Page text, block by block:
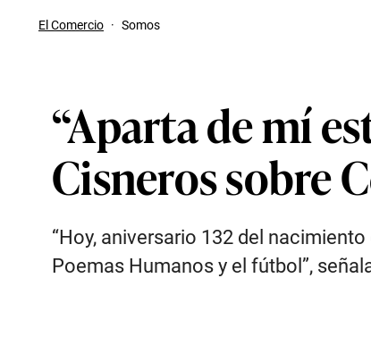
El Comercio · Somos
“Aparta de mí
Cisneros sobre
“Hoy, aniversario 132 del
Poemas Humanos y el fútbol”,